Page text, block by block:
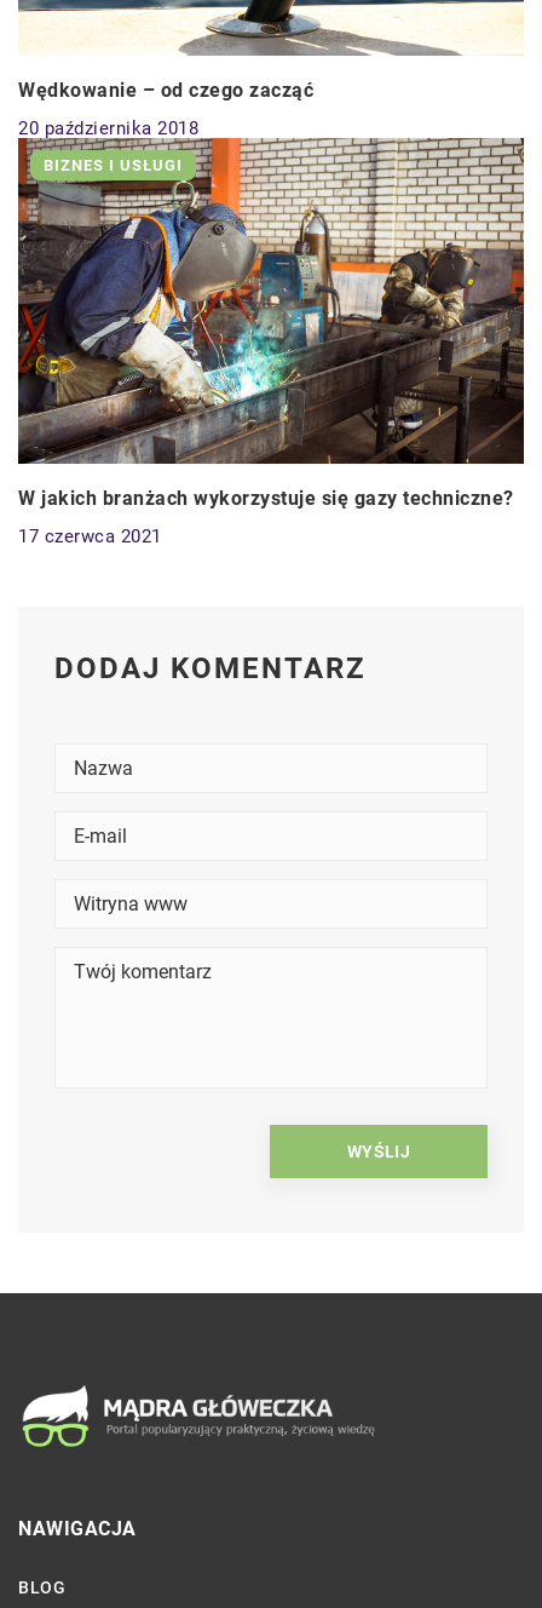
Wędkowanie – od czego zacząć
20 października 2018
BIZNES I USŁUGI
W jakich branżach wykorzystuje się gazy techniczne?
17 czerwca 2021
DODAJ KOMENTARZ
NAWIGACJA
BLOG